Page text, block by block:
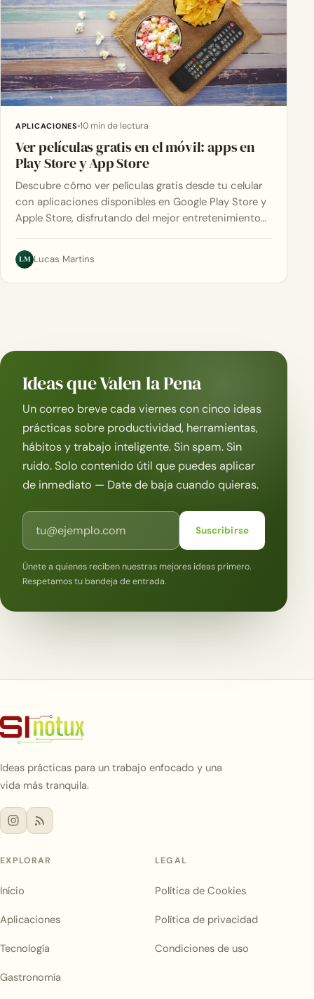
APLICACIONES 10 min de lectura
Ver películas gratis en el móvil: apps en
Play Store y App Store
Descubre cómo ver películas gratis desde tu celular
con aplicaciones disponibles en Google Play Store y
Apple Store, disfrutando del mejor entretenimiento…
LM Lucas Martins
Ideas que Valen la Pena
Un correo breve cada viernes con cinco ideas
prácticas sobre productividad, herramientas,
hábitos y trabajo inteligente. Sin spam. Sin
ruido. Solo contenido útil que puedes aplicar
de inmediato — Date de baja cuando quieras.
Correo electrónico
Suscribirse
Únete a quienes reciben nuestras mejores ideas primero.
Respetamos tu bandeja de entrada.
Ideas prácticas para un trabajo enfocado y una
vida más tranquila.
EXPLORAR
Início
Aplicaciones
Tecnología
Gastronomía
LEGAL
Política de Cookies
Política de privacidad
Condiciones de uso